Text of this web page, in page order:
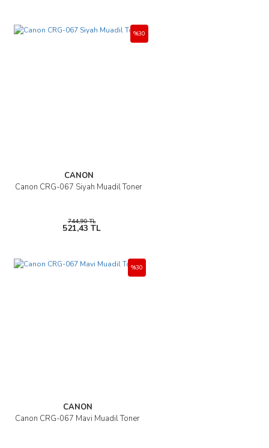
CANON
Canon CRG-067 Siyah Muadil Toner
%30
744,90 TL
521,43 TL
CANON
Canon CRG-067 Mavi Muadil Toner
%30